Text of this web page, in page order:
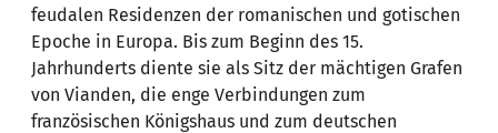
feudalen Residenzen der romanischen und gotischen
Epoche in Europa. Bis zum Beginn des 15.
Jahrhunderts diente sie als Sitz der mächtigen Grafen
von Vianden, die enge Verbindungen zum
französischen Königshaus und zum deutschen